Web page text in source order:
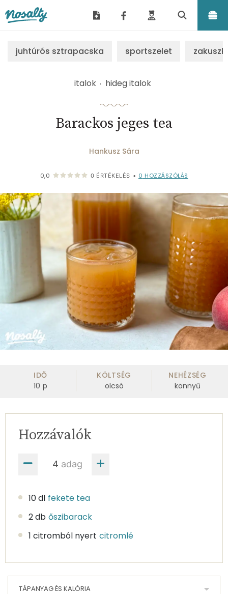
juhtúrós sztrapacska sportszelet
italok hideg italok
Barackos jeges tea
Hankusz Sára
0,0 0 ÉRTÉKELÉS • 0 HOZZÁSZÓLÁS
IDŐ
10 p
KÖLTSÉG
olcsó
NEHÉZSÉG
könnyű
adag
Hozzávalók
10 dl fekete tea
2 db őszibarack
1 citromból nyert citromlé
TÁPANYAG ÉS KALÓRIA